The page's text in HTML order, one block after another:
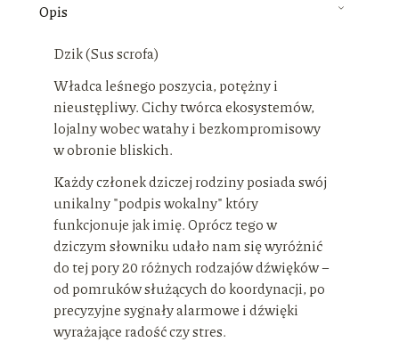
Opis
Dzik (Sus scrofa)
Władca leśnego poszycia, potężny i
nieustępliwy. Cichy twórca ekosystemów,
lojalny wobec watahy i bezkompromisowy
w obronie bliskich.
Każdy członek dziczej rodziny posiada swój
unikalny "podpis wokalny" który
funkcjonuje jak imię. Oprócz tego w
dziczym słowniku udało nam się wyróżnić
do tej pory 20 różnych rodzajów dźwięków –
od pomruków służących do koordynacji, po
precyzyjne sygnały alarmowe i dźwięki
wyrażające radość czy stres.